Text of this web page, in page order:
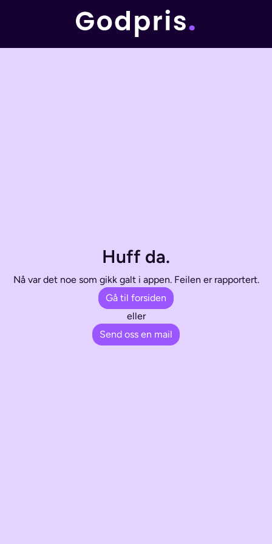
Huff da.
Nå var det noe som gikk galt i appen. Feilen er rapportert.
Gå til forsiden
eller
Send oss en mail